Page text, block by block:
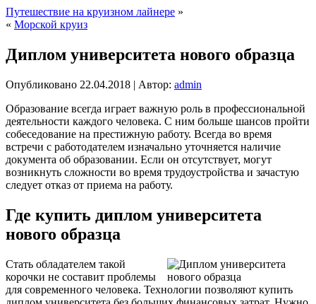
Путешествие на круизном лайнере »
« Морской круиз
Диплом университета нового образца
Опубликовано 22.04.2018 | Автор: admin
Образование всегда играет важную роль в профессиональной
деятельности каждого человека. С ним больше шансов пройти
собеседование на престижную работу. Всегда во время
встречи с работодателем изначально уточняется наличие
документа об образовании. Если он отсутствует, могут
возникнуть сложности во время трудоустройства и зачастую
следует отказ от приема на работу.
Где купить диплом университета
нового образца
Стать обладателем такой
корочки не составит проблемы
для современного человека. Технологии позволяют купить